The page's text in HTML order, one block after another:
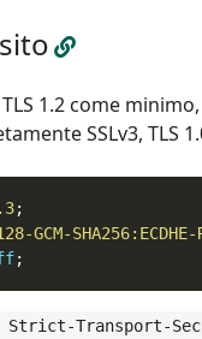
1.2 come
SSLv3, TLS
;
GCM-
;
Strict-Transport-